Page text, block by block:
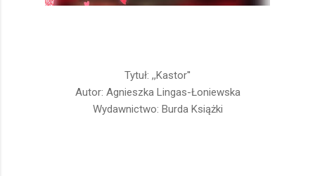
Tytuł: ,,Kastor''
Autor: Agnieszka Lingas-Łoniewska
Wydawnictwo: Burda Książki